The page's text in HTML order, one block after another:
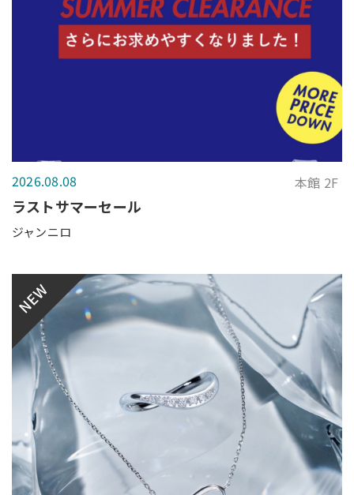
2026.08.08 本館 2F
ラストサマーセール
ジャンニロ
NEW